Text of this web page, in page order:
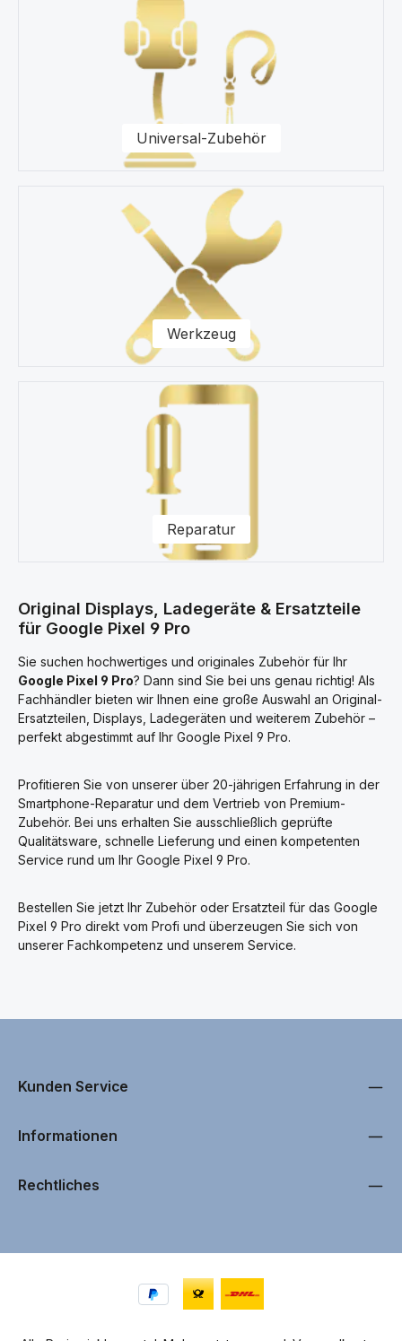
Universal-Zubehör
Werkzeug
Reparatur
Original Displays, Ladegeräte & Ersatzteile
für Google Pixel 9 Pro
Sie suchen hochwertiges und originales Zubehör für Ihr
Google Pixel 9 Pro? Dann sind Sie bei uns genau richtig! Als
Fachhändler bieten wir Ihnen eine große Auswahl an Original-
Ersatzteilen, Displays, Ladegeräten und weiterem Zubehör –
perfekt abgestimmt auf Ihr Google Pixel 9 Pro.
Profitieren Sie von unserer über 20-jährigen Erfahrung in der
Smartphone-Reparatur und dem Vertrieb von Premium-
Zubehör. Bei uns erhalten Sie ausschließlich geprüfte
Qualitätsware, schnelle Lieferung und einen kompetenten
Service rund um Ihr Google Pixel 9 Pro.
Bestellen Sie jetzt Ihr Zubehör oder Ersatzteil für das Google
Pixel 9 Pro direkt vom Profi und überzeugen Sie sich von
unserer Fachkompetenz und unserem Service.
Kunden Service
Informationen
Rechtliches